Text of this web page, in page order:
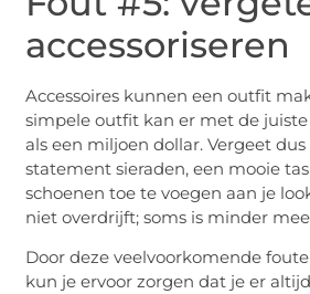
accessoriseren
Accessoires kunnen een outfit
simpele outfit kan er met de juiste
als een miljoen dollar. Vergeet
statement sieraden, een mooie
schoenen toe te voegen aan je
niet overdrijft; soms is minder
Door deze veelvoorkomende
kun je ervoor zorgen dat je er